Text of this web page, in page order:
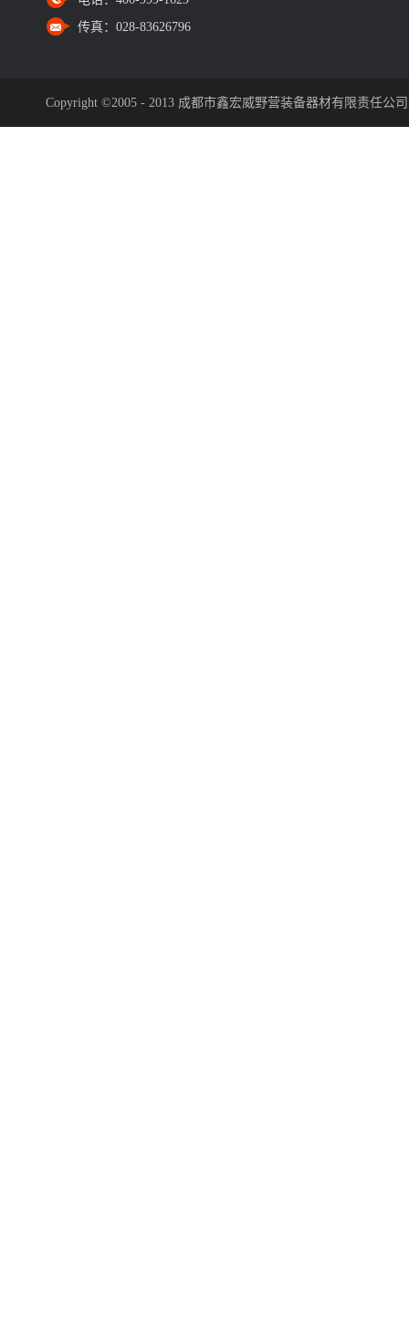
传真： 028-83626796
Copyright ©2005 - 2013 成都市鑫宏威野营装备器材有限责任公司